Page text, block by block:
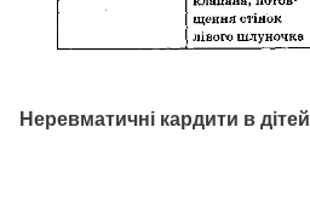
Неревматичні кардити в дітей